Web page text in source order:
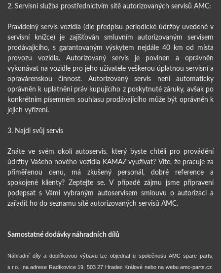
2. Servisní služba prostřednictvím sítě autorizovaných servisů AMC:
Pravidelný servis vozidla (dle předpisu periodické údržby uvedené v
servisní knížce) je zajišťován smluvním autorizovaným servisem
prodávajícího, s garantovaným výskytem nejdále 40 km od místa
provozu vozidla. Autorizovaný servis je povinen a oprávněn
vykonávat na vozidle pro jeho uživatele veškerou úplatnou servisní a
opravárenskou činnost. Autorizovaný servis není automaticky
oprávněn k uplatnění práv kupujícího z poskytnuté záruky, avšak po
konkrétním písemném souhlasu prodávajícího může být oprávněn k
jejich vyřízení.
3. Najdi svůj servis
Znáte ve svém okolí autoservis, který byste chtěli pro provádění
údržby Vašeho nového vozidla KAMAZ využívat? Víte, že pracuje za
přiměřenou cenu, má zkušený personál, dobré reference a
spokojené klienty? Zeptejte se. V případě zájmu jsme připraveni
podepsat s Vámi vybraným autoservisem smlouvu o autorizaci a
zařadit ho do seznamu sítě autorizovaných servisů AMC.
Samostatné dodávky náhradních dílů
Náhradní díly a doplňkovou výbavu lze objednat u společnosti AMC spare parts,
s.r.o., na adrese Radíkovice 19, 503 27 Hradec Králové nebo na webu amc-parts.cz.